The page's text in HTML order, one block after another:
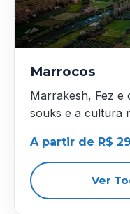
Marrocos
Marrakesh, Fez e
souks e a cultura
A partir de R$
Ver